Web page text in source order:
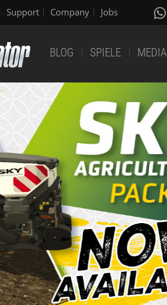
Support Company Jobs
BLOG SPIELE MEDIA